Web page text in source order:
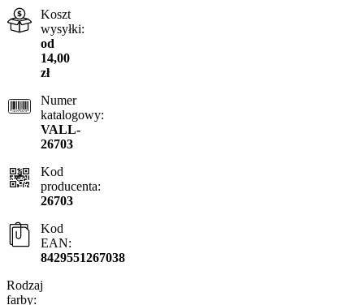
Koszt
wysyłki:
od
14,00
zł
Numer
katalogowy:
VALL-
26703
Kod
producenta:
26703
Kod
EAN:
8429551267038
Rodzaj
farby: